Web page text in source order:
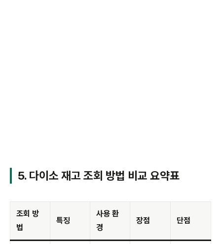
5. 다이소 재고 조회 방법 비교 요약표
조회 방
법
특징
사용 환
경
장점 단점